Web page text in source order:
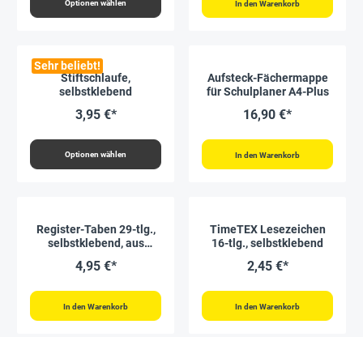
Optionen wählen In den Warenkorb
Sehr beliebt!
Stiftschlaufe,
selbstklebend
3,95 €*
Optionen wählen
Aufsteck-Fächermappe
für Schulplaner A4-Plus
16,90 €*
In den Warenkorb
Register-Taben 29-tlg.,
selbstklebend, aus
4,95 €*
In den Warenkorb
TimeTEX Lesezeichen
16-tlg., selbstklebend
2,45 €*
In den Warenkorb